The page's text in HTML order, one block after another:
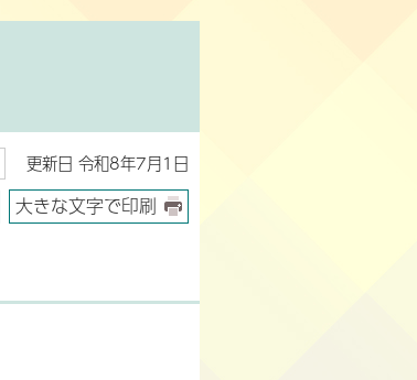
更新日 令和8年7月1日
大きな文字で印刷